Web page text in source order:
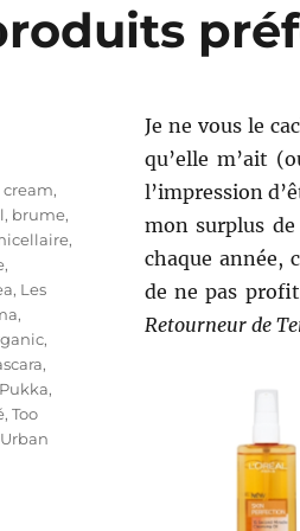
Je ne vous le
qu’elle m’ait
l’impression
mon surplus
chaque année,
de ne pas
Retourneur de
cream,
, brume,
,
,
, Les
,
,
,
Pukka,
,Too
Urban